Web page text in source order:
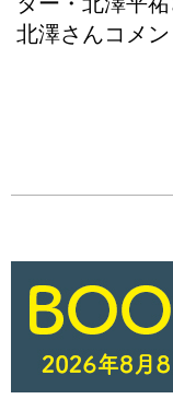
北澤さんコメ